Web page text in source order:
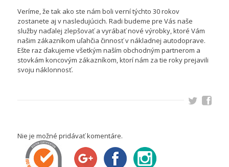
Veríme, že tak ako ste nám boli verní týchto 30 rokov
zostanete aj v nasledujúcich. Radi budeme pre Vás naše
služby naďalej zlepšovať a vyrábať nové výrobky, ktoré Vám
našim zákazníkom uľahčia činnosť v nákladnej autodoprave.
Ešte raz ďakujeme všetkým naším obchodným partnerom a
stovkám koncovým zákazníkom, ktorí nám za tie roky prejavili
svoju náklonnosť.
Nie je možné pridávať komentáre.